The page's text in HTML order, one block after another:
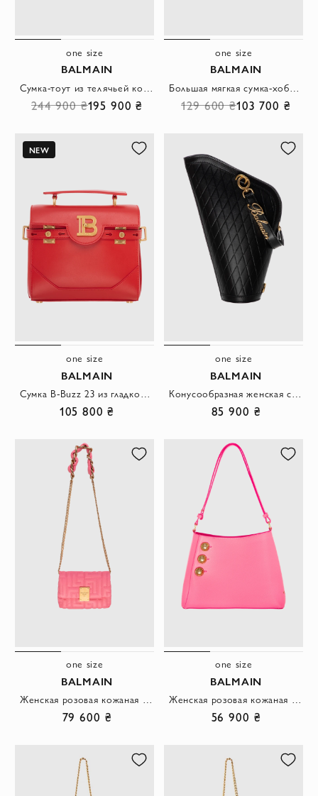
one size
BALMAIN
Сумка-тоут из телячьей кожи с круглым вырезом черная
244 900 ₴195 900 ₴
one size
BALMAIN
Большая мягкая сумка-хобо из мятой телячьей кожи
129 600 ₴103 700 ₴
NEW
one size
BALMAIN
Сумка B-Buzz 23 из гладкой кожи красная женская
105 800 ₴
one size
BALMAIN
Конусообразная женская сумка из чёрной кожи с геометрической простёжкой в ромб
85 900 ₴
one size
BALMAIN
Женская розовая кожаная сумка с длинной цепочкой
79 600 ₴
one size
BALMAIN
Женская розовая кожаная сумка
56 900 ₴